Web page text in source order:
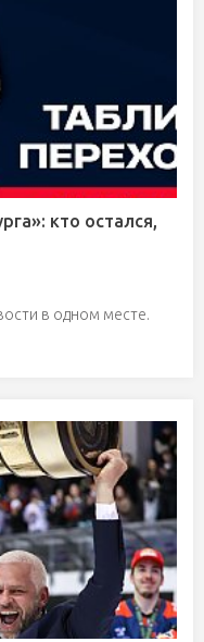
кто остался,
в одном месте.